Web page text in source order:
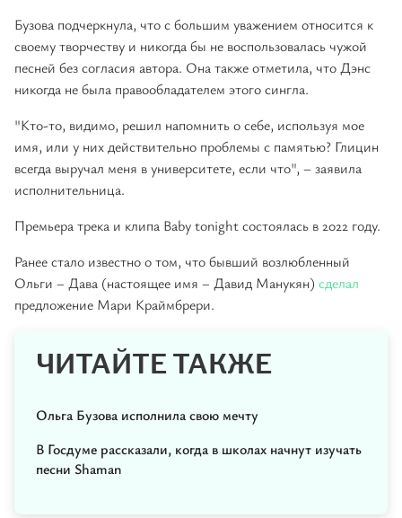
Бузова подчеркнула, что с большим уважением относится к
своему творчеству и никогда бы не воспользовалась чужой
песней без согласия автора. Она также отметила, что Дэнс
никогда не была правообладателем этого сингла.
"Кто-то, видимо, решил напомнить о себе, используя мое
имя, или у них действительно проблемы с памятью? Глицин
всегда выручал меня в университете, если что", – заявила
исполнительница.
Премьера трека и клипа Baby tonight состоялась в 2022 году.
Ранее стало известно о том, что бывший возлюбленный
Ольги – Дава (настоящее имя – Давид Манукян) сделал
предложение Мари Краймбрери.
ЧИТАЙТЕ ТАКЖЕ
Ольга Бузова исполнила свою мечту
В Госдуме рассказали, когда в школах начнут изучать
песни Shaman